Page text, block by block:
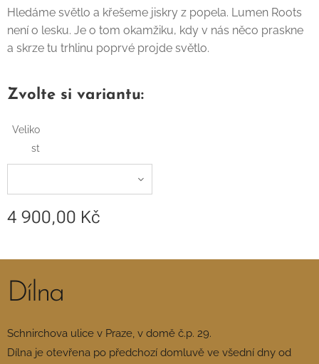
Hledáme světlo a křešeme jiskry z popela. Lumen Roots
není o lesku. Je o tom okamžiku, kdy v nás něco praskne
a skrze tu trhlinu poprvé projde světlo.
Zvolte si variantu:
Veliko
st
4 900,00 Kč
Dílna
Schnirchova ulice v Praze, v domě č.p. 29.
Dílna je otevřena po předchozí domluvě ve všední dny od